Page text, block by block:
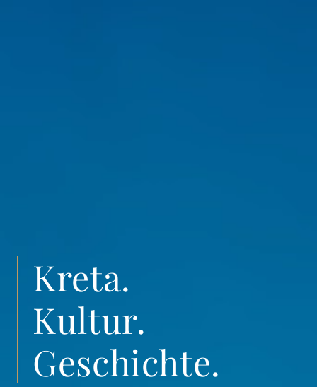
Kreta.
Kultur.
Geschichte.